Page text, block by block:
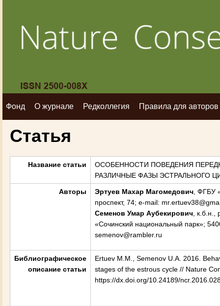
Фонд О журнале Редколлегия Правила для авторов
Статья
Название статьи
ОСОБЕННОСТИ ПОВЕДЕНИЯ
РАЗЛИЧНЫЕ ФАЗЫ ЭСТРАЛЬНОГО
Авторы Эртуев Махар Магомедович , ФГБУ
проспект, 74; e-mail:
Семенов Умар Аубекирович ,
«Сочинский национальный парк»;
semenov@rambler.ru
Библиографическое
описание статьи
Ertuev M.M., Semenov U.A. 2016.
stages of the estrous cycle // Nature
https://dx.doi.org/10.24189/